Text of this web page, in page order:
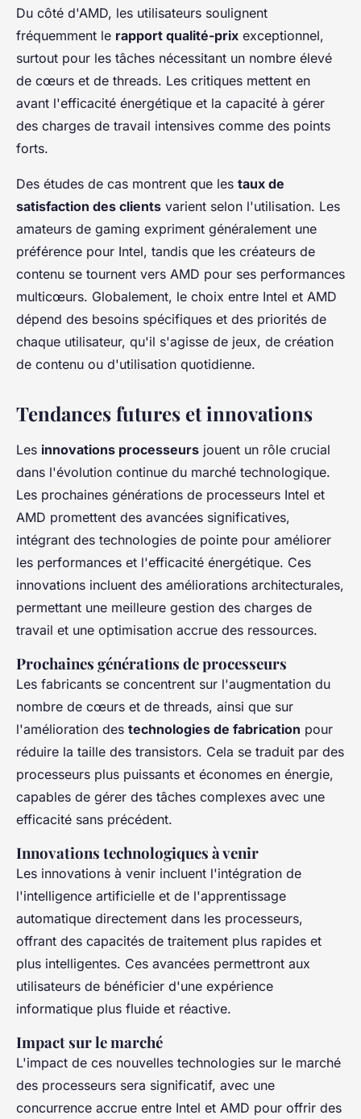
Du côté d'AMD, les utilisateurs soulignent
fréquemment le rapport qualité-prix exceptionnel,
surtout pour les tâches nécessitant un nombre élevé
de cœurs et de threads. Les critiques mettent en
avant l'efficacité énergétique et la capacité à gérer
des charges de travail intensives comme des points
forts.
Des études de cas montrent que les taux de
satisfaction des clients varient selon l'utilisation. Les
amateurs de gaming expriment généralement une
préférence pour Intel, tandis que les créateurs de
contenu se tournent vers AMD pour ses performances
multicœurs. Globalement, le choix entre Intel et AMD
dépend des besoins spécifiques et des priorités de
chaque utilisateur, qu'il s'agisse de jeux, de création
de contenu ou d'utilisation quotidienne.
Tendances futures et innovations
Les innovations processeurs jouent un rôle crucial
dans l'évolution continue du marché technologique.
Les prochaines générations de processeurs Intel et
AMD promettent des avancées significatives,
intégrant des technologies de pointe pour améliorer
les performances et l'efficacité énergétique. Ces
innovations incluent des améliorations architecturales,
permettant une meilleure gestion des charges de
travail et une optimisation accrue des ressources.
Prochaines générations de processeurs
Les fabricants se concentrent sur l'augmentation du
nombre de cœurs et de threads, ainsi que sur
l'amélioration des technologies de fabrication pour
réduire la taille des transistors. Cela se traduit par des
processeurs plus puissants et économes en énergie,
capables de gérer des tâches complexes avec une
efficacité sans précédent.
Innovations technologiques à venir
Les innovations à venir incluent l'intégration de
l'intelligence artificielle et de l'apprentissage
automatique directement dans les processeurs,
offrant des capacités de traitement plus rapides et
plus intelligentes. Ces avancées permettront aux
utilisateurs de bénéficier d'une expérience
informatique plus fluide et réactive.
Impact sur le marché
L'impact de ces nouvelles technologies sur le marché
des processeurs sera significatif, avec une
concurrence accrue entre Intel et AMD pour offrir des